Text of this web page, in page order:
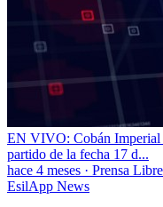
EN VIVO: Cobán Imperial
partido de la fecha 17 d...
hace 4 meses · Prensa Libre
EsilApp News